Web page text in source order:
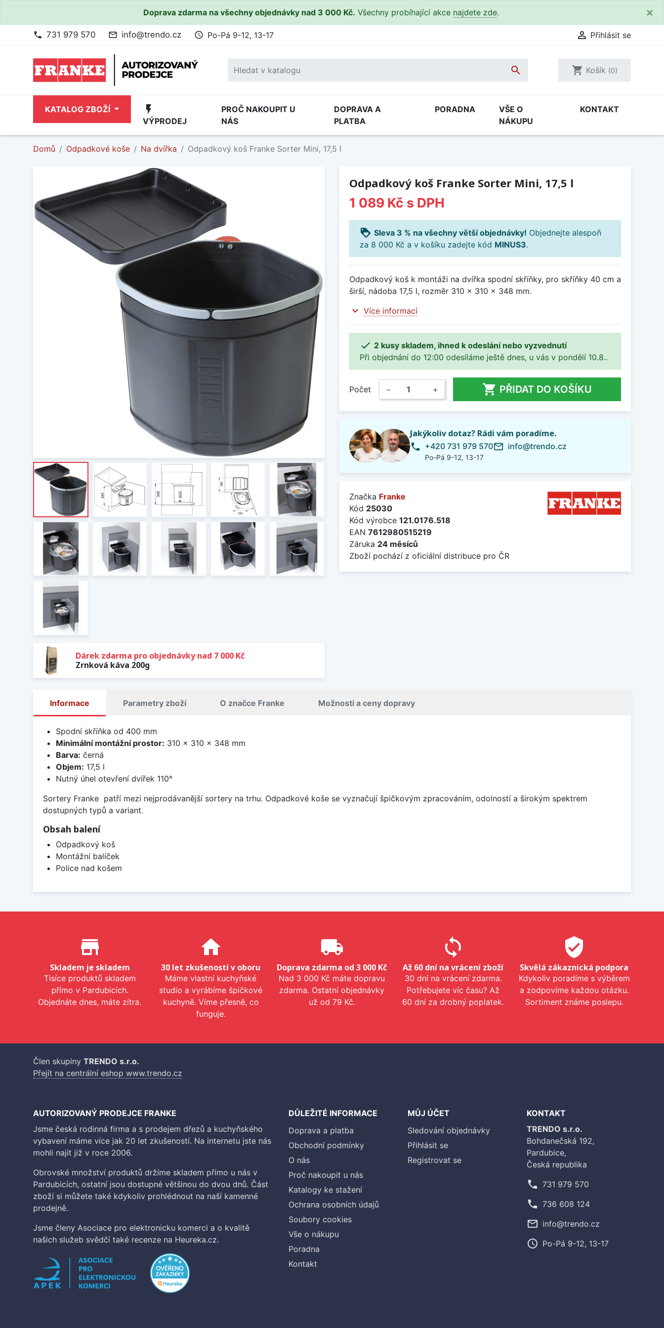
Doprava zdarma na všechny objednávky nad 3 000 Kč. Všechny probíhající akce najdete zde. ×
phone 731 979 570 mail_outline info@trendo.cz access_time Po-Pá 9-12, 13-17  Přihlásit se
 shopping_cart Košík (0)
KATALOG ZBOŽÍ flash_on
VÝPRODEJ
PROČ NAKOUPIT U
NÁS
DOPRAVA A
PLATBA
PORADNA
VŠE O
NÁKUPU
KONTAKT
Domů Odpadkové koše Na dvířka Odpadkový koš Franke Sorter Mini, 17,5 l
Dárek zdarma pro objednávky nad 7 000 Kč
Zrnková káva 200g
Odpadkový koš Franke Sorter Mini, 17,5 l
1 089 Kč s DPH
loyalty Sleva 3 % na všechny větší objednávky! Objednejte alespoň
za 8 000 Kč a v košíku zadejte kód MINUS3.
Odpadkový koš k montáži na dvířka spodní skříňky, pro skříňky 40 cm a
širší, nádoba 17,5 l, rozměr 310 x 310 x 348 mm.
expand_more Více informací
 2 kusy skladem, ihned k odeslání nebo vyzvednutí
Při objednání do 12:00 odesíláme ještě dnes, u vás v pondělí 10.8..
Počet − +  PŘIDAT DO KOŠÍKU
Jakýkoliv dotaz? Rádi vám poradíme.
phone +420 731 979 570
Po-Pá 9-12, 13-17
mail_outline info@trendo.cz
Značka Franke
Kód 25030
Kód výrobce 121.0176.518
EAN 7612980515219
Záruka 24 měsíců
Zboží pochází z oficiální distribuce pro ČR
Informace Parametry zboží O značce Franke Možnosti a ceny dopravy
Spodní skříňka od 400 mm
Minimální montážní prostor: 310 x 310 x 348 mm
Barva: černá
Objem: 17,5 l
Nutný úhel otevření dvířek 110°
Sortery Franke patří mezi nejprodávanější sortery na trhu. Odpadkové koše se vyznačují špičkovým zpracováním, odolností a širokým spektrem
dostupných typů a variant.
Obsah balení
Odpadkový koš
Montážní balíček
Police nad košem
Proč nakupovat u nás?
store_mall_directory
Skladem je skladem
Tisíce produktů skladem
přímo v Pardubicích.
Objednáte dnes, máte zítra.
home
30 let zkušeností v oboru
Máme vlastní kuchyňské
studio a vyrábíme špičkové
kuchyně. Víme přesně, co
funguje.
local_shipping
Doprava zdarma od 3 000 Kč
Nad 3 000 Kč máte dopravu
zdarma. Ostatní objednávky
už od 79 Kč.
sync
Až 60 dní na vrácení zboží
30 dní na vrácení zdarma.
Potřebujete víc času? Až
60 dní za drobný poplatek.
verified_user
Skvělá zákaznická podpora
Kdykoliv poradíme s výběrem
a zodpovíme každou otázku.
Sortiment známe poslepu.
Člen skupiny TRENDO s.r.o.
Přejít na centrální eshop www.trendo.cz
AUTORIZOVANÝ PRODEJCE FRANKE
Jsme česká rodinná firma a s prodejem dřezů a kuchyňského
vybavení máme více jak 20 let zkušeností. Na internetu jste nás
mohli najít již v roce 2006.
Obrovské množství produktů držíme skladem přímo u nás v
Pardubicích, ostatní jsou dostupné většinou do dvou dnů. Část
zboží si můžete také kdykoliv prohlédnout na naší kamenné
prodejně.
Jsme členy Asociace pro elektronicku komerci a o kvalitě
našich služeb svědčí také recenze na Heureka.cz.
DŮLEŽITÉ INFORMACE
Doprava a platba
Obchodní podmínky
O nás
Proč nakoupit u nás
Katalogy ke stažení
Ochrana osobních údajů
Soubory cookies
Vše o nákupu
Poradna
Kontakt
MŮJ ÚČET
Sledování objednávky
Přihlásit se
Registrovat se
KONTAKT
TRENDO s.r.o.
Bohdanečská 192,
Pardubice,
Česká republika
phone 731 979 570
phone 736 608 124
mail_outline info@trendo.cz
access_time Po-Pá 9-12, 13-17